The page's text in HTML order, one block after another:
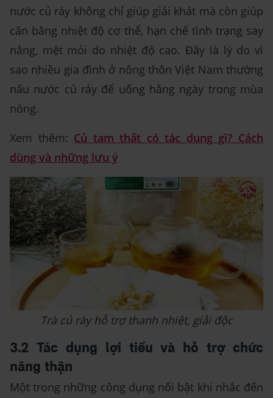
nước củ ráy không chỉ giúp giải khát mà còn giúp
cân bằng nhiệt độ cơ thể, hạn chế tình trạng say
nắng, mệt mỏi do nhiệt độ cao. Đây là lý do vì
sao nhiều gia đình ở nông thôn Việt Nam thường
nấu nước củ ráy để uống hằng ngày trong mùa
nóng.
Xem thêm: Củ tam thất có tác dụng gì? Cách
dùng và những lưu ý
Trà củ ráy hỗ trợ thanh nhiệt, giải độc
3.2 Tác dụng lợi tiểu và hỗ trợ chức
năng thận
Một trong những công dụng nổi bật khi nhắc đến